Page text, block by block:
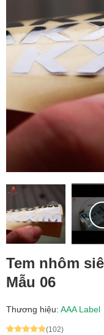
Tem nhôm
Mẫu 06
Thương hiệu: AAA Label
(102)